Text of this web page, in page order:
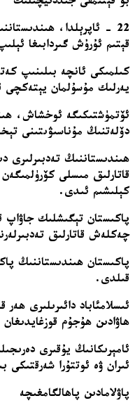
22 - ئاپرېلدا،
قېتىم ئۇرۇش گىردابىغا
كىلمىكى ئانچە بىلىنىپ
يەرلىك مۇسۇلمان يېتەكچى قاتارلىق 26
ئۆتمۈشتىكىگە ئوخشاش،
دۆلەتنىڭ مۇناسىۋىتىنى
قاتارلىق مىسلى
كېلىشىم ئىدى.
پاكىستان تېگىشلىك جاۋاپ
چەكلەش قاتارلىق
پاكىستان ھىندىستاننىڭ
قىلدى.
ئىسلامئاباد دائىرىلىرى
ھاۋادىن ھۇجۇم
ئامېرىكانىڭ يۇقىرى
ئىران ۋە ئوتتۇرا شەرقتىكى
پاۋلامادىن پاھالگامغىچە